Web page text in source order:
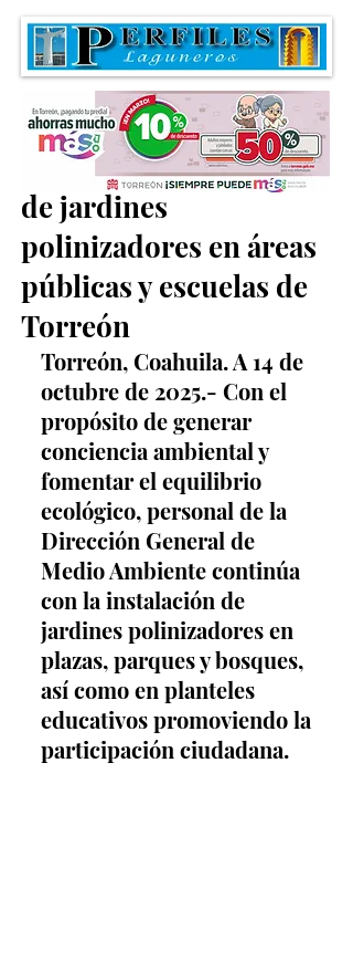
Continúa la instalación
de jardines
polinizadores en áreas
públicas y escuelas de
Torreón
Torreón, Coahuila. A 14 de
octubre de 2025.- Con el
propósito de generar
conciencia ambiental y
fomentar el equilibrio
ecológico, personal de la
Dirección General de
Medio Ambiente continúa
con la instalación de
jardines polinizadores en
plazas, parques y bosques,
así como en planteles
educativos promoviendo la
participación ciudadana.